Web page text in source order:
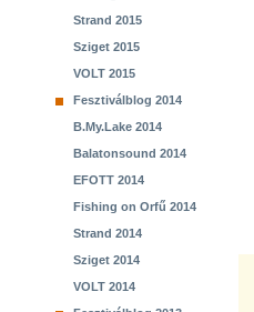
Strand 2015
Sziget 2015
VOLT 2015
Fesztiválblog 2014
B.My.Lake 2014
Balatonsound 2014
EFOTT 2014
Fishing on Orfű 2014
Strand 2014
Sziget 2014
VOLT 2014